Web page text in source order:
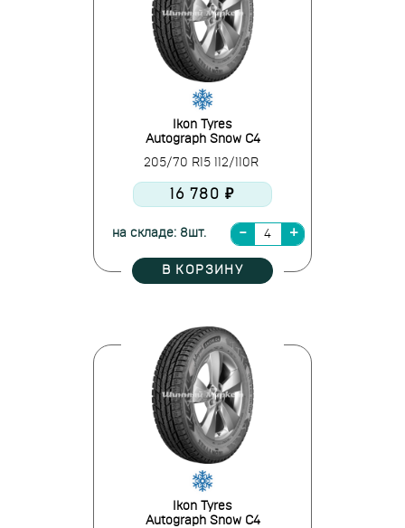
Ikon Tyres
Autograph Snow C4
205/70 R15 112/110R
16 780 ₽
на складе: 8шт.
В КОРЗИНУ
Ikon Tyres
Autograph Snow C4